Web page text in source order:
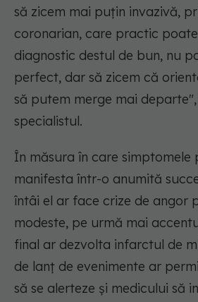
să zicem mai puțin invazivă,
coronarian, care practic
diagnostic destul de bun, nu
perfect, dar să zicem că
să putem merge mai departe
specialistul.
În măsura în care simptomele
manifesta într-o anumită
întâi el ar face crize de angor
modeste, pe urmă mai
final ar dezvolta infarctul de
de lanț de evenimente ar
să se alerteze și medicului să